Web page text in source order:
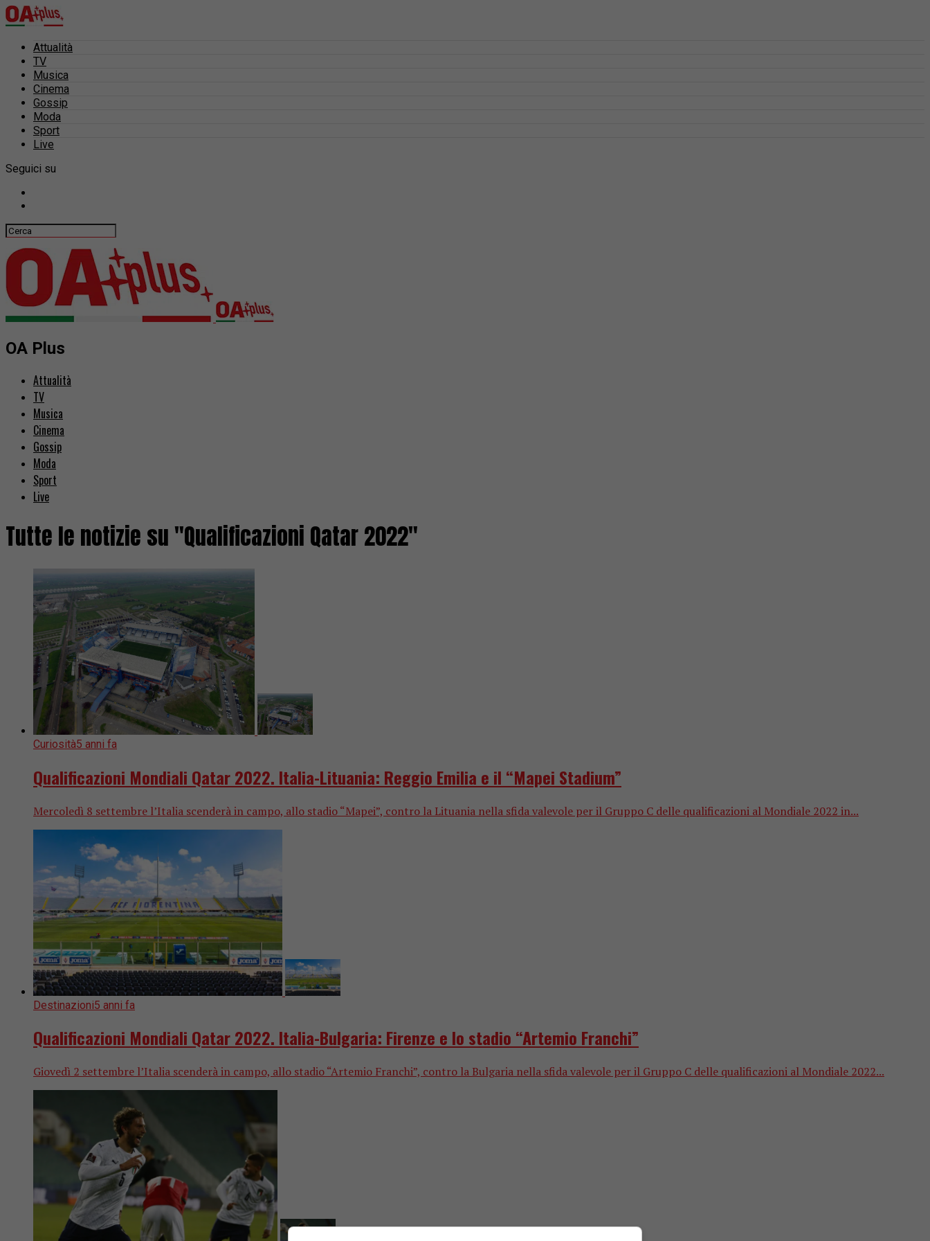
Attualità
TV
Musica
Cinema
Gossip
Moda
Sport
Live
Seguici su
OA Plus
Attualità
TV
Musica
Cinema
Gossip
Moda
Sport
Live
Tutte le notizie su "Qualificazioni Qatar 2022"
Curiosità5 anni fa
Qualificazioni Mondiali Qatar 2022. Italia-Lituania: Reggio Emilia e il “Mapei Stadium”
Mercoledì 8 settembre l’Italia scenderà in campo, allo stadio “Mapei”, contro la Lituania nella sfida valevole per il Gruppo C delle qualificazioni al Mondiale 2022 in...
Destinazioni5 anni fa
Qualificazioni Mondiali Qatar 2022. Italia-Bulgaria: Firenze e lo stadio “Artemio Franchi”
Giovedì 2 settembre l’Italia scenderà in campo, allo stadio “Artemio Franchi”, contro la Bulgaria nella sfida valevole per il Gruppo C delle qualificazioni al Mondiale 2022...